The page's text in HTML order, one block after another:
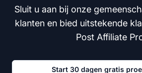
Sluit u aan bij onze
klanten en bied uitstekende
Post Affiliate
Start 30 dagen gratis